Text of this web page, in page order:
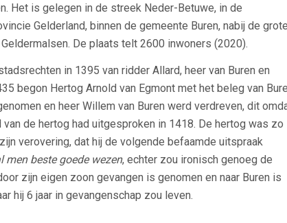
Het is gelegen in de streek Neder-Betuwe, in de
Gelderland, binnen de gemeente Buren, nabij de
De plaats telt 2600 inwoners (2020).
in 1395 van ridder Allard, heer van Buren en
begon Hertog Arnold van Egmont met het beleg van
en heer Willem van Buren werd verdreven, dit
van de hertog had uitgesproken in 1418. De hertog was zo
verovering, dat hij de volgende befaamde uitspraak
men beste goede wezen, echter zou ironisch genoeg de
zijn eigen zoon gevangen is genomen en naar Buren is
hij 6 jaar in gevangenschap zou leven.